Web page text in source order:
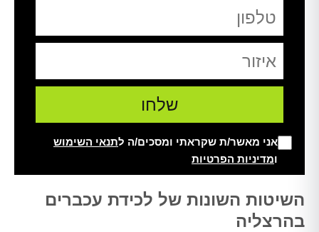
אני מאשר/ת שקראתי ומסכים/ה לתנאי השימוש
ומדיניות הפרטיות
השיטות השונות של לכידת עכברים
בהרצליה